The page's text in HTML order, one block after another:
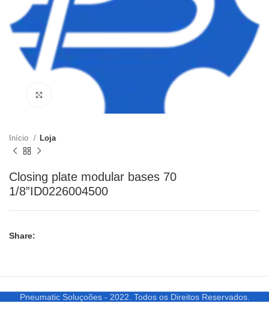
Clique para ampliar
Início Loja
Closing plate modular bases 70
1/8”ID0226004500
Share:
Pneumatic Soluçoões - 2022. Todos os Direitos Reservados.